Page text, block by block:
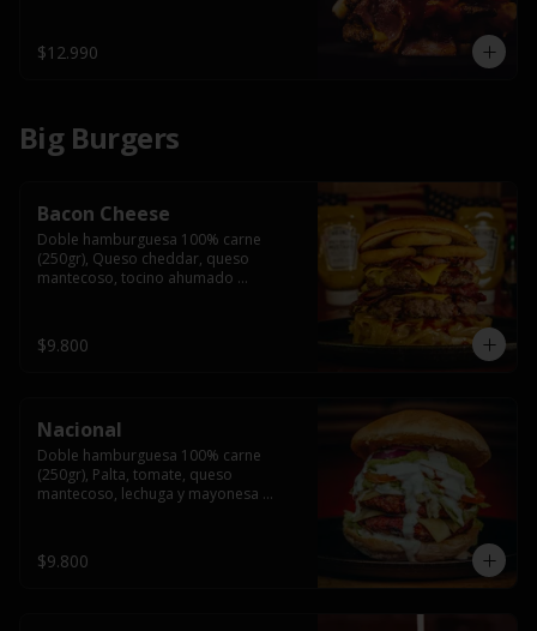
$12.990
Big Burgers
Bacon Cheese
Doble hamburguesa 100% carne
(250gr), Queso cheddar, queso
mantecoso, tocino ahumado
brioche y acompañado de papas
fritas.
$9.800
Nacional
Doble hamburguesa 100% carne
(250gr), Palta, tomate, queso
mantecoso, lechuga y mayonesa
$9.800